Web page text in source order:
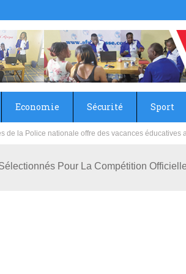
Economie Sécurité Sport
collège du Camp Général Aboubacar Sangoulé
Pour La Compétition